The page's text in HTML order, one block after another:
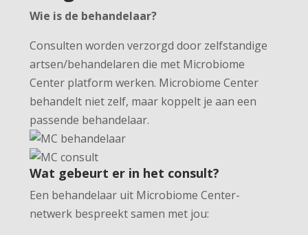
Wie is de behandelaar?
Consulten worden verzorgd door zelfstandige
artsen/behandelaren die met Microbiome
Center platform werken. Microbiome Center
behandelt niet zelf, maar koppelt je aan een
passende behandelaar.
Wat gebeurt er in het consult?
Een behandelaar uit Microbiome Center-
netwerk bespreekt samen met jou: